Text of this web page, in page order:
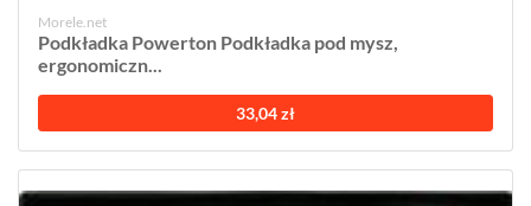
Morele.net
Podkładka Powerton Podkładka pod mysz,
ergonomiczn...
33,04 zł